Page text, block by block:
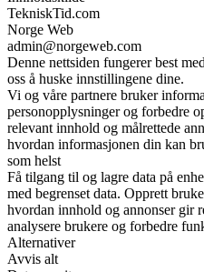
TekniskTid.com
Norge Web
admin@norgeweb.com
Denne nettsiden fungerer best
oss å huske innstillingene dine.
Vi og våre partnere bruker
personopplysninger og forbedre
relevant innhold og målrettede
hvordan informasjonen din kan
som helst
Få tilgang til og lagre data på
med begrenset data. Opprett
hvordan innhold og annonser gir
analysere brukere og forbedre
Alternativer
Avvis alt